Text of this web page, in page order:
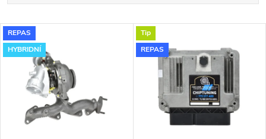
a
zNejdražší
Nejprodávanější
Abecedně
V
ý
REPAS
HYBRIDNÍ
Tip
REPAS